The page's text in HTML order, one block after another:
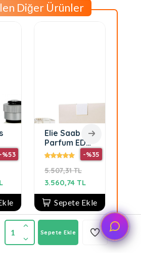
1 Sepete Ekle
Diğer Ürünler
-%53
Elie Saab Le
Parfum EDP
90 ml Kadın
Parfüm
5.507,31 TL
-%35
3.560,74 TL
Sepete Ekle